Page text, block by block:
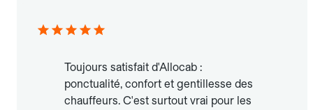
Toujours satisfait d'Allocab :
ponctualité, confort et gentillesse des
chauffeurs. C'est surtout vrai pour les